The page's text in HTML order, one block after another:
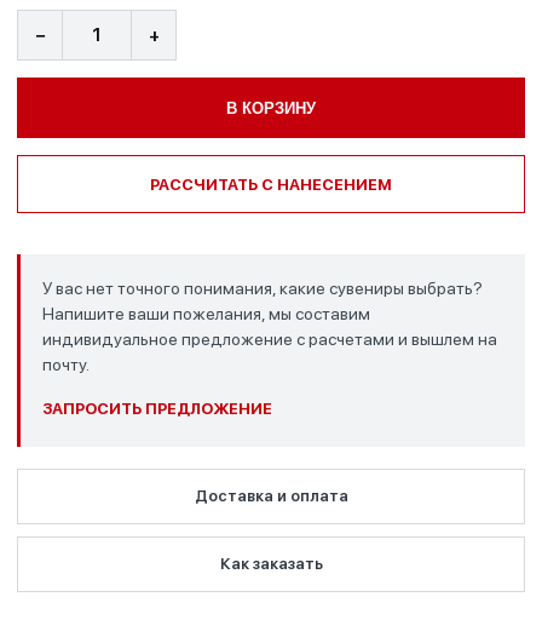
− +
В КОРЗИНУ
РАССЧИТАТЬ С НАНЕСЕНИЕМ
У вас нет точного понимания, какие сувениры выбрать?
Напишите ваши пожелания, мы составим
индивидуальное предложение с расчетами и вышлем на
почту.
ЗАПРОСИТЬ ПРЕДЛОЖЕНИЕ
Доставка и оплата
Как заказать